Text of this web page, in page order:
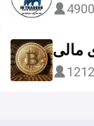
4900
مالی
1212